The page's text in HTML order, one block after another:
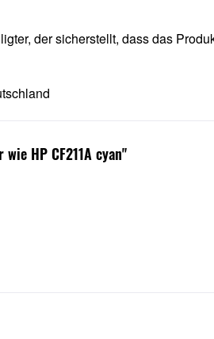
der sicherstellt, dass das
HP CF211A cyan"